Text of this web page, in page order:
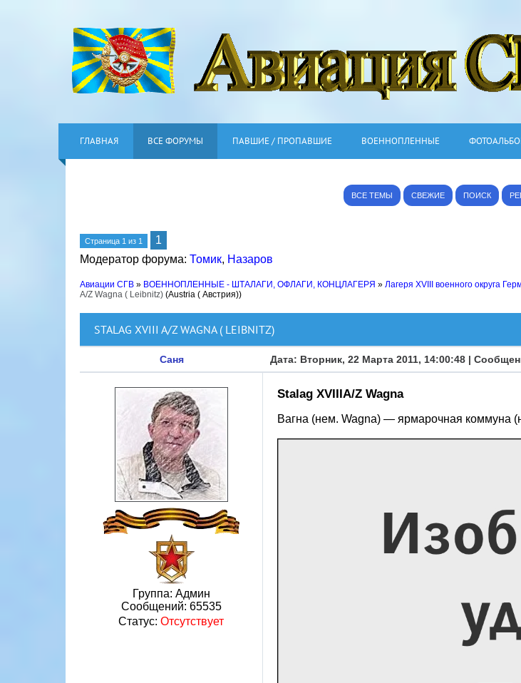
ГЛАВНАЯ ВСЕ ФОРУМЫ ПАВШИЕ / ПРОПАВШИЕ ВОЕННОПЛЕННЫЕ
ВСЕ ТЕМЫ СВЕЖИЕ ПОИСК
Страница 1 из 1
1
Модератор форума: Томик, Назаров
Авиации СГВ » ВОЕННОПЛЕННЫЕ - ШТАЛАГИ, ОФЛАГИ, КОНЦЛАГЕРЯ » Лагеря XVIII военного округа
A/Z Wagna ( Leibnitz) (Austria ( Австрия))
STALAG XVIII A/Z WAGNA ( LEIBNITZ)
Саня Дата: Вторник, 22 Марта 2011, 14:00:48 |
Группа: Админ
Сообщений: 65535
Статус: Отсутствует
Stalag XVIIIA/Z Wagna
Вагна (нем. Wagna) — ярмарочная коммуна